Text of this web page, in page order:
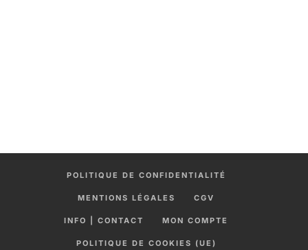
POLITIQUE DE CONFIDENTIALITÉ
MENTIONS LÉGALES CGV
INFO | CONTACT MON COMPTE
POLITIQUE DE COOKIES (UE)